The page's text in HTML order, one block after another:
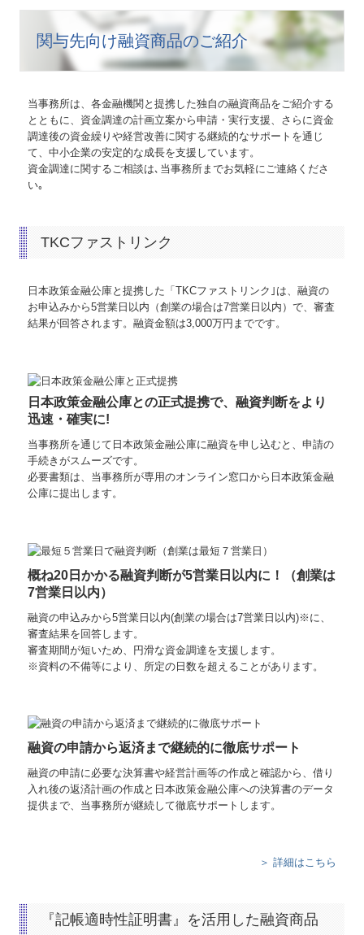
関与先向け融資商品のご紹介
当事務所は、各金融機関と提携した独自の融資商品をご紹介する
とともに、資金調達の計画立案から申請・実行支援、さらに資金
調達後の資金繰りや経営改善に関する継続的なサポートを通じ
て、中小企業の安定的な成長を支援しています。
資金調達に関するご相談は､当事務所までお気軽にご連絡くださ
い｡
TKCファストリンク
日本政策金融公庫と提携した「TKCファストリンク｣は、融資の
お申込みから5営業日以内（創業の場合は7営業日以内）で、審査
結果が回答されます。融資金額は3,000万円までです。
日本政策金融公庫との正式提携で、融資判断をより
迅速・確実に!
当事務所を通じて 日本政策金融公庫に融資を申し込むと、申請の
手続きがスムーズです。
必要書類は、当事務所が専用のオンライン窓口から日本政策金融
公庫に提出します。
概ね20日かかる融資判断が5営業日以内に！（創業は
7営業日以内）
融資の申込みから5営業日以内(創業の場合は7営業日以内)※に、
審査結果を回答します。
審査期間が短いため、円滑な資金調達を支援します。
※資料の不備等により、所定の日数を超えることがあります。
融資の申請から返済まで継続的に徹底サポート
融資の申請に必要な決算書や経営計画等の作成と確認から、借り
入れ後の返済計画の作成と日本政策金融公庫への決算書のデータ
提供まで、当事務所が継続して徹底サポートします。
＞ 詳細はこちら
『記帳適時性証明書』を活用した融資商品